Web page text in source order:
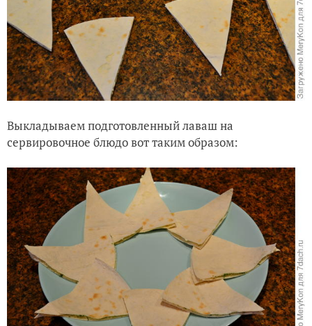
Выкладываем подготовленный лаваш на
сервировочное блюдо вот таким образом: